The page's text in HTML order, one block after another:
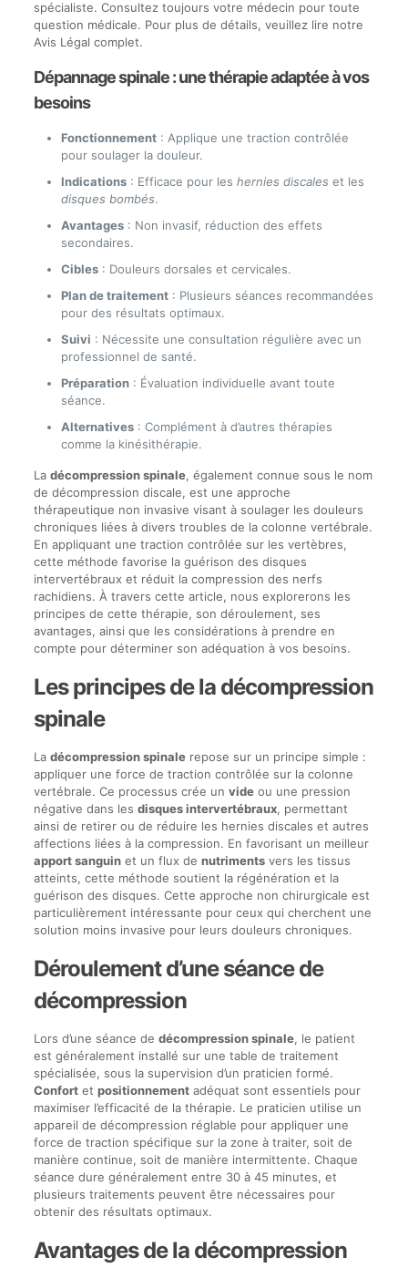
spécialiste. Consultez toujours votre médecin pour toute
question médicale. Pour plus de détails, veuillez lire notre
Avis Légal complet.
Dépannage spinale : une thérapie adaptée à vos
besoins
Fonctionnement: Applique une traction contrôlée
pour soulager la douleur.
Indications: Efficace pour les hernies discales et les
disques bombés.
Avantages: Non invasif, réduction des effets
secondaires.
Cibles: Douleurs dorsales et cervicales.
Plan de traitement: Plusieurs séances recommandées
pour des résultats optimaux.
Suivi : Nécessite une consultation régulière avec un
professionnel de santé.
Préparation: Évaluation individuelle avant toute
séance.
Alternatives: Complément à d’autres thérapies
comme la kinésithérapie.
La décompression spinale, également connue sous le nom
de décompression discale, est une approche
thérapeutique non invasive visant à soulager les douleurs
chroniques liées à divers troubles de la colonne vertébrale.
En appliquant une traction contrôlée sur les vertèbres,
cette méthode favorise la guérison des disques
intervertébraux et réduit la compression des nerfs
rachidiens. À travers cette article, nous explorerons les
principes de cette thérapie, son déroulement, ses
avantages, ainsi que les considérations à prendre en
compte pour déterminer son adéquation à vos besoins.
Les principes de la décompression
spinale
La décompression spinalerepose sur un principe simple :
appliquer une force de traction contrôlée sur la colonne
vertébrale. Ce processus crée un videou une pression
négative dans les disques intervertébraux, permettant
ainsi de retirer ou de réduire les hernies discales et autres
affections liées à la compression. En favorisant un meilleur
apport sanguinet un flux de nutrimentsvers les tissus
atteints, cette méthode soutient la régénération et la
guérison des disques. Cette approche non chirurgicale est
particulièrement intéressante pour ceux qui cherchent une
solution moins invasive pour leurs douleurs chroniques.
Déroulement d’une séance de
décompression
Lors d’une séance de décompression spinale, le patient
est généralement installé sur une table de traitement
spécialisée, sous la supervision d’un praticien formé.
Confortet positionnementadéquat sont essentiels pour
maximiser l’efficacité de la thérapie. Le praticien utilise un
appareil de décompression réglable pour appliquer une
force de traction spécifique sur la zone à traiter, soit de
manière continue, soit de manière intermittente. Chaque
séance dure généralement entre 30 à 45 minutes, et
plusieurs traitements peuvent être nécessaires pour
obtenir des résultats optimaux.
Avantages de la décompression